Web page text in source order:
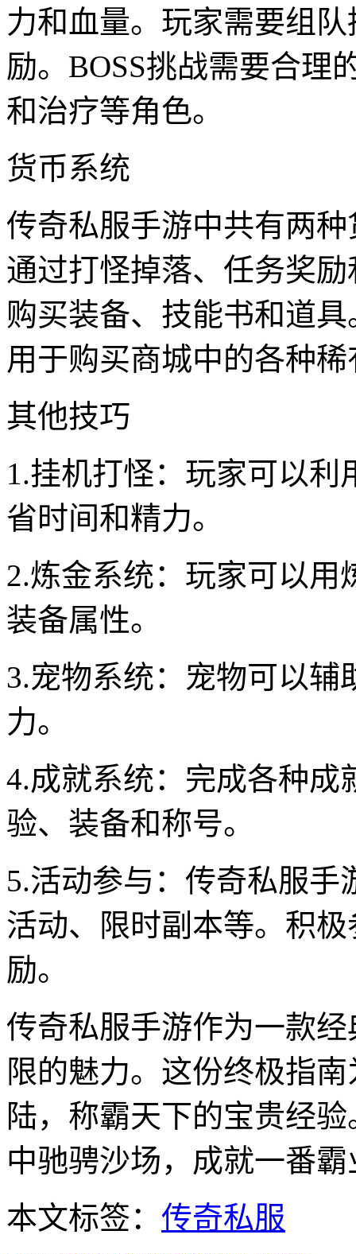
力和血量。玩家需要组
励。BOSS挑战需要合理
和治疗等角色。
货币系统
传奇私服手游中共有两
通过打怪掉落、任务奖
购买装备、技能书和道
用于购买商城中的各种
其他技巧
1.挂机打怪：玩家可以
省时间和精力。
2.炼金系统：玩家可以
装备属性。
3.宠物系统：宠物可以
力。
4.成就系统：完成各种成
验、装备和称号。
5.活动参与：传奇私服
活动、限时副本等。积
励。
传奇私服手游作为一款
限的魅力。这份终极指
陆，称霸天下的宝贵经
中驰骋沙场，成就一番霸
本文标签： 传奇私服